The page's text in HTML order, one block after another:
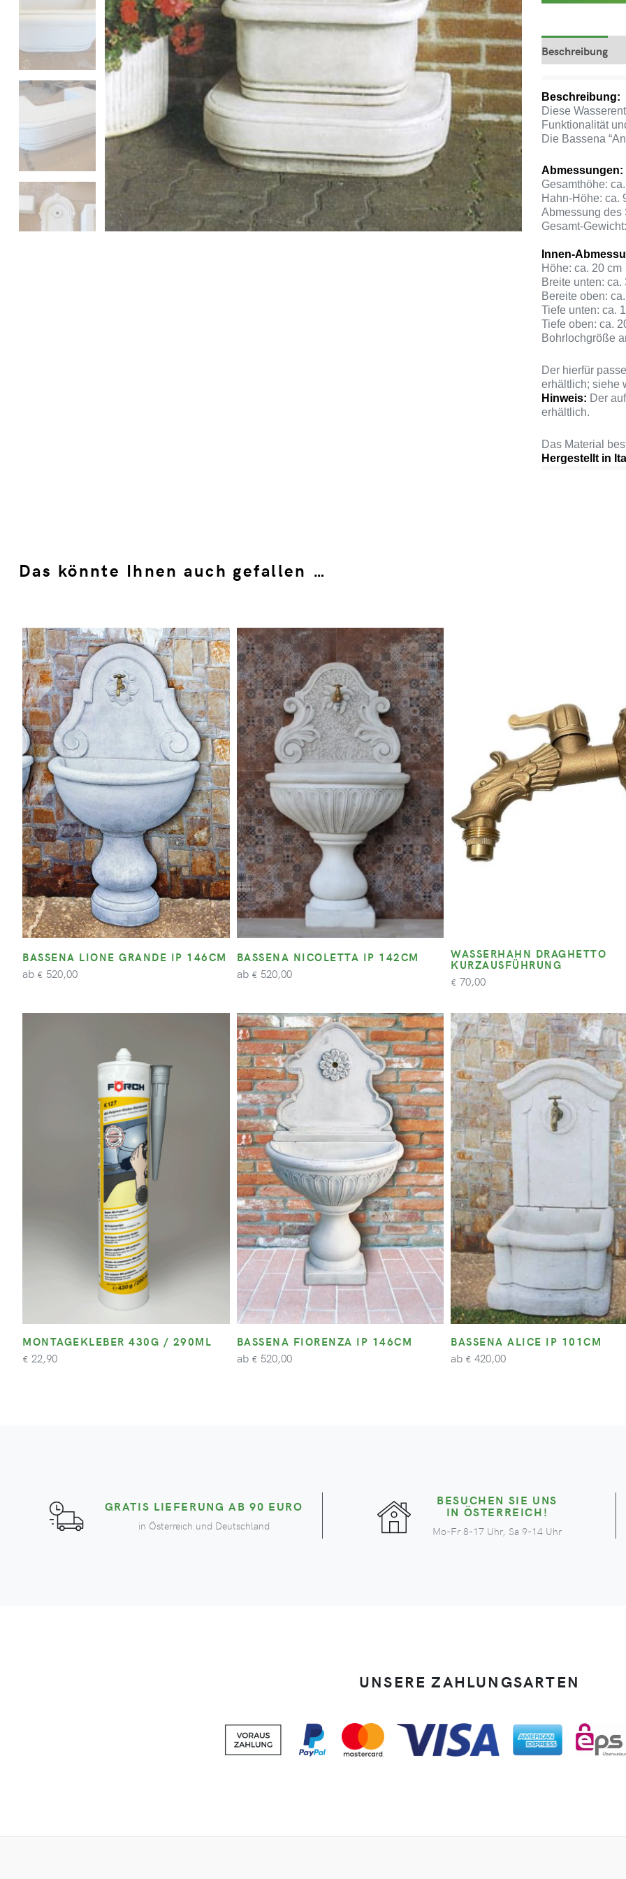
Beschreibung
Beschreibung:
Diese
Funktionalität
Die Bassena
Abmessungen:
Gesamthöhe:
Hahn-Höhe: ca.
Abmessung des
Gesamt-
Innen-
Höhe: ca. 20 cm
Breite unten: ca.
Bereite oben:
Tiefe unten: ca.
Tiefe oben: ca.
Bohrlochgröße
Der hierfür
erhältlich; siehe
Hinweis: Der
erhältlich.
Das Material
Hergestellt in
Das könnte Ihnen auch gefallen …
BASSENA LIONE GRANDE IP 146CM
ab € 520,00
BASSENA NICOLETTA IP 142CM
ab € 520,00
WASSERHAHN DRAGHETTO
KURZAUSFÜHRUNG
€ 70,00
MONTAGEKLEBER 430G / 290ML
€ 22,90
BASSENA FIORENZA IP 146CM
ab € 520,00
BASSENA ALICE IP 101CM
ab € 420,00
GRATIS LIEFERUNG AB 90 EURO
in Österreich und Deutschland
BESUCHEN SIE UNS
IN ÖSTERREICH!
Mo-Fr 8-17 Uhr, Sa 9-14 Uhr
UNSERE ZAHLUNGSARTEN